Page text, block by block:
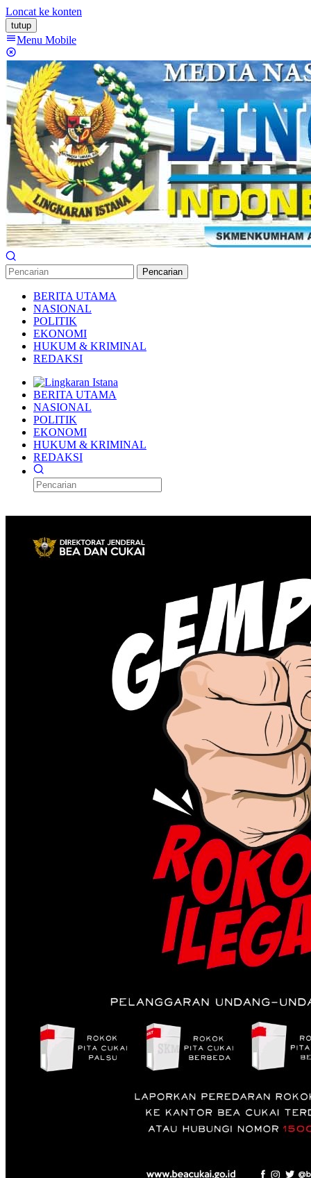
Loncat ke konten
tutup
Menu Mobile
Pencarian
BERITA UTAMA
NASIONAL
POLITIK
EKONOMI
HUKUM & KRIMINAL
REDAKSI
BERITA UTAMA
NASIONAL
POLITIK
EKONOMI
HUKUM & KRIMINAL
REDAKSI